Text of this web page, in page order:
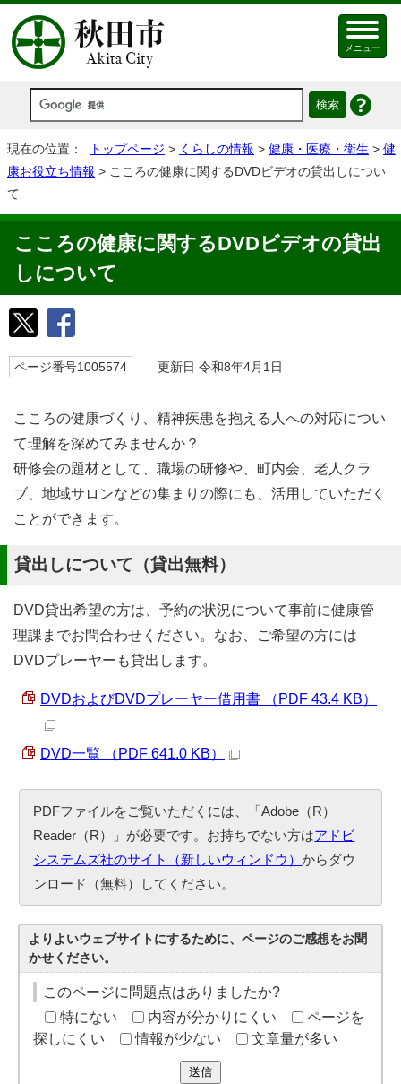
メニュー
現在の位置： トップページ > くらしの情報 > 健康・医療・衛生 > 健
康お役立ち情報 > こころの健康に関するDVDビデオの貸出しについ
て
こころの健康に関するDVDビデオの貸出
しについて
ページ番号1005574 更新日 令和8年4月1日
こころの健康づくり、精神疾患を抱える人への対応につい
て理解を深めてみませんか？
研修会の題材として、職場の研修や、町内会、老人クラ
ブ、地域サロンなどの集まりの際にも、活用していただく
ことができます。
貸出しについて（貸出無料）
DVD貸出希望の方は、予約の状況について事前に健康管
理課までお問合わせください。なお、ご希望の方には
DVDプレーヤーも貸出します。
DVDおよびDVDプレーヤー借用書 （PDF 43.4 KB）
DVD一覧 （PDF 641.0 KB）
PDFファイルをご覧いただくには、「Adobe（R）
Reader（R）」が必要です。お持ちでない方はアドビ
システムズ社のサイト（新しいウィンドウ）からダウ
ンロード（無料）してください。
よりよいウェブサイトにするために、ページのご感想をお聞
かせください。
このページに問題点はありましたか?
特にない
内容が分かりにくい
ページを
探しにくい
情報が少ない 文章量が多い
送信